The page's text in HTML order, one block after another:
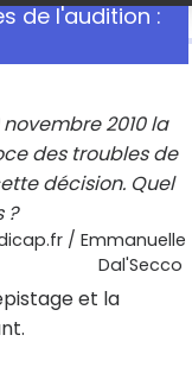
de l'audition :
2010 la
des troubles de
décision. Quel
?
/ Emmanuelle
Dal'Secco
et la